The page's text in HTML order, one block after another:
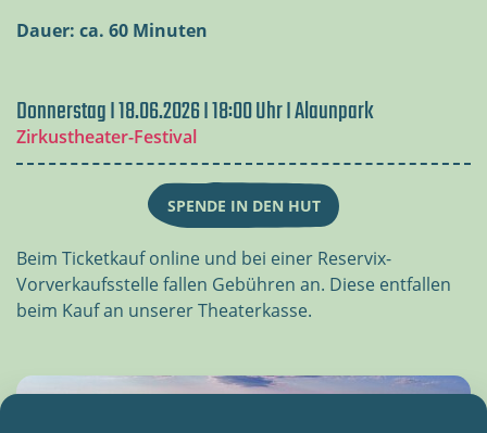
Dauer: ca. 60 Minuten
Donnerstag I 18.06.2026 I 18:00 Uhr I Alaunpark
Zirkustheater-Festival
SPENDE IN DEN HUT
Beim Ticketkauf online und bei einer Reservix-
Vorverkaufsstelle fallen Gebühren an. Diese entfallen
beim Kauf an unserer Theaterkasse.